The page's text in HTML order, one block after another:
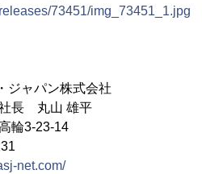
73451/img_73451_1.jpg
ジャパン株式会社
長 丸山 雄平
3-23-14
net.com/